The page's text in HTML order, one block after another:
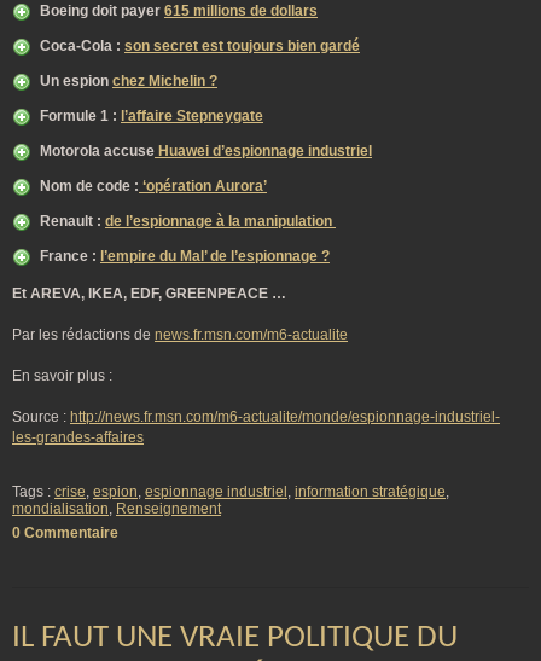
Boeing doit payer 615 millions de dollars
Coca-Cola : son secret est toujours bien gardé
Un espion chez Michelin ?
Formule 1 : l’affaire Stepneygate
Motorola accuse Huawei d’espionnage industriel
Nom de code : ‘opération Aurora’
Renault : de l’espionnage à la manipulation
France : l’empire du Mal’ de l’espionnage ?
Et AREVA, IKEA, EDF, GREENPEACE …
Par les rédactions de news.fr.msn.com/m6-actualite
En savoir plus :
Source : http://news.fr.msn.com/m6-actualite/monde/espionnage-industriel-
les-grandes-affaires
Tags : crise, espion, espionnage industriel , information stratégique,
mondialisation, Renseignement
0 Commentaire
IL FAUT UNE VRAIE POLITIQUE DU